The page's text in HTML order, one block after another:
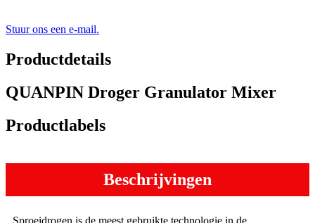
Stuur ons een e-mail.
Productdetails
QUANPIN Droger Granulator Mixer
Productlabels
Beschrijvingen
Sproeidrogen is de meest gebruikte technologie in de